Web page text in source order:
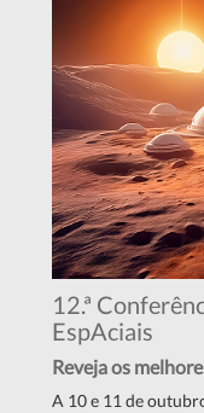
12.ª
EspAciais
Reveja os
A 10 e 11 de